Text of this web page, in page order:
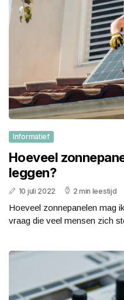
Informatief
Hoeveel
leggen?
10 juli 2022 2 min leestijd
Hoeveel zonnepanelen mag
vraag die veel mensen zich